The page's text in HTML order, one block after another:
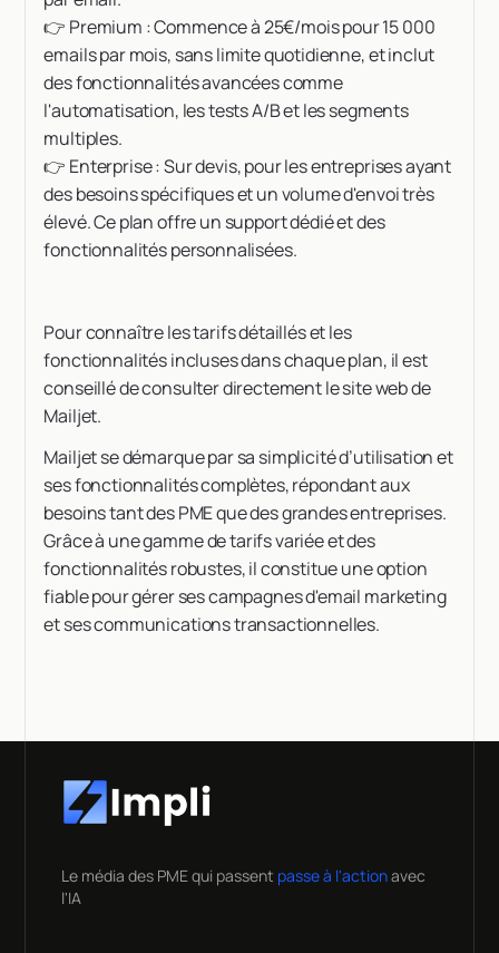
👉 Premium : Commence à 25€/mois pour 15 000
emails par mois, sans limite quotidienne, et inclut
des fonctionnalités avancées comme
l'automatisation, les tests A/B et les segments
multiples.
👉 Enterprise : Sur devis, pour les entreprises ayant
des besoins spécifiques et un volume d'envoi très
élevé. Ce plan offre un support dédié et des
fonctionnalités personnalisées.
Pour connaître les tarifs détaillés et les
fonctionnalités incluses dans chaque plan, il est
conseillé de consulter directement le site web de
Mailjet.
Mailjet se démarque par sa simplicité d’utilisation et
ses fonctionnalités complètes, répondant aux
besoins tant des PME que des grandes entreprises.
Grâce à une gamme de tarifs variée et des
fonctionnalités robustes, il constitue une option
fiable pour gérer ses campagnes d'email marketing
et ses communications transactionnelles.
Le média des PME qui passent passe à l'actionavec
l'IA